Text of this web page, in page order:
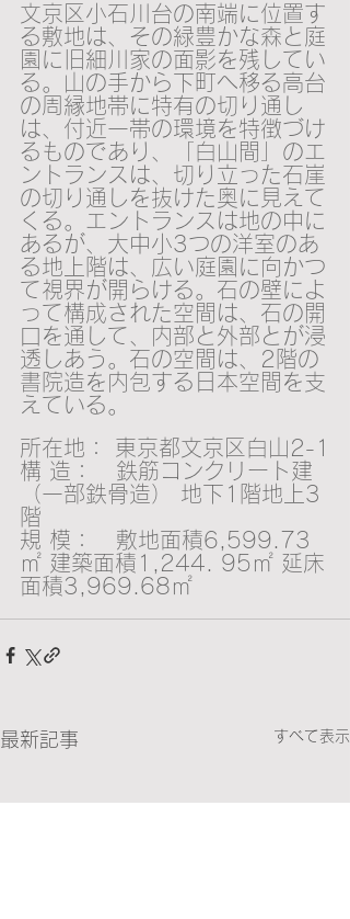
文京区小石川台の南端に位置す
る敷地は、その緑豊かな森と庭
園に旧細川家の面影を残してい
る。山の手から下町へ移る高台
の周縁地帯に特有の切り通し
は、付近一帯の環境を特徴づけ
るものであり、「白山間」のエ
ントランスは、切り立った石崖
の切り通しを抜けた奥に見えて
くる。エントランスは地の中に
あるが、大中小3つの洋室のあ
る地上階は、広い庭園に向かつ
て視界が開らける。石の壁によ
って構成された空間は、石の開
口を通して、内部と外部とが浸
透しあう。石の空間は、2階の
書院造を内包する日本空間を支
えている。
所在地： 東京都文京区白山2-1
構 造：   鉄筋コンクリート建
（一部鉄骨造） 地下1階地上3
階
規 模：   敷地面積6,599.73
㎡ 建築面積1,244. 95㎡ 延床
面積3,969.68㎡
最新記事 すべて表示